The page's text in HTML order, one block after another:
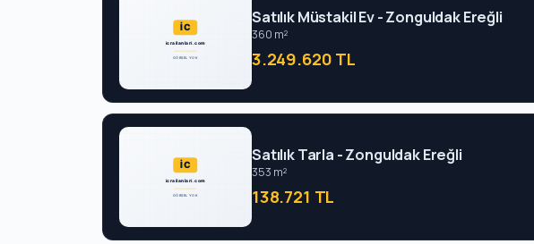
Satılık Müstakil Ev - Zonguldak Ereğli
360 m²
3.249.620 TL
Satılık Tarla - Zonguldak Ereğli
353 m²
138.721 TL